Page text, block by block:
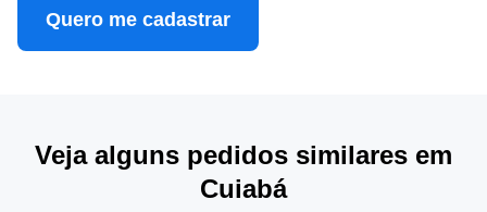
Quero me cadastrar
Veja alguns pedidos similares em
Cuiabá